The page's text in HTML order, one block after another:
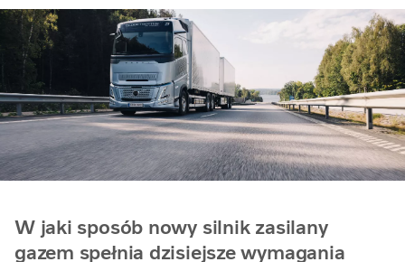
W jaki sposób nowy silnik zasilany
gazem spełnia dzisiejsze wymagania